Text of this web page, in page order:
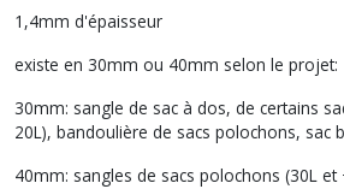
1,4mm d'épaisseur
existe en 30mm ou 40mm selon le projet:
30mm: sangle de sac à dos, de certains
20L), bandoulière de sacs polochons, sac
40mm: sangles de sacs polochons (30L et